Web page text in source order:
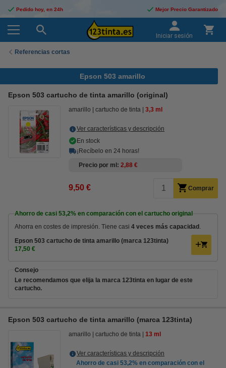
Pedido hoy, en 24h Mejor Precio Garantizado
Iniciar sesión
Referencias cortas
Epson 503 amarillo
Epson 503 cartucho de tinta amarillo (original)
amarillo cartucho de tinta 3,3 ml
Ver características y descripción
En stock
¡Recíbelo en 24 horas!
Precio por ml
2,88 €
9,50 € Comprar
Ahorro de casi 53,2% en comparación con el cartucho original
Ahorra en costes de impresión. Tiene casi 4 veces más capacidad .
Epson 503 cartucho de tinta amarillo (marca 123tinta)
17,50 €
Consejo
Le recomendamos que elija la marca 123tinta en lugar de este
cartucho.
Epson 503 cartucho de tinta amarillo (marca 123tinta)
amarillo cartucho de tinta 13 ml
Ver características y descripción
Ahorro de casi 53,2% en comparación con el